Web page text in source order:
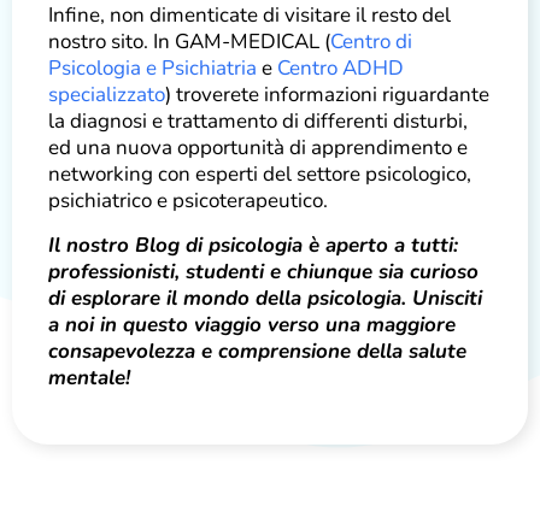
Infine, non dimenticate di visitare il resto del
nostro sito. In GAM-MEDICAL (Centro di
Psicologia e Psichiatria e Centro ADHD
specializzato) troverete informazioni riguardante
la diagnosi e trattamento di differenti disturbi,
ed una nuova opportunità di apprendimento e
networking con esperti del settore psicologico,
psichiatrico e psicoterapeutico.
Il nostro Blog di psicologia è aperto a tutti:
professionisti, studenti e chiunque sia curioso
di esplorare il mondo della psicologia. Unisciti
a noi in questo viaggio verso una maggiore
consapevolezza e comprensione della salute
mentale!